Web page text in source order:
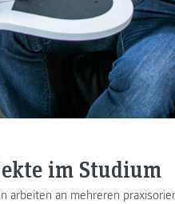
im Studium
arbeiten an mehreren